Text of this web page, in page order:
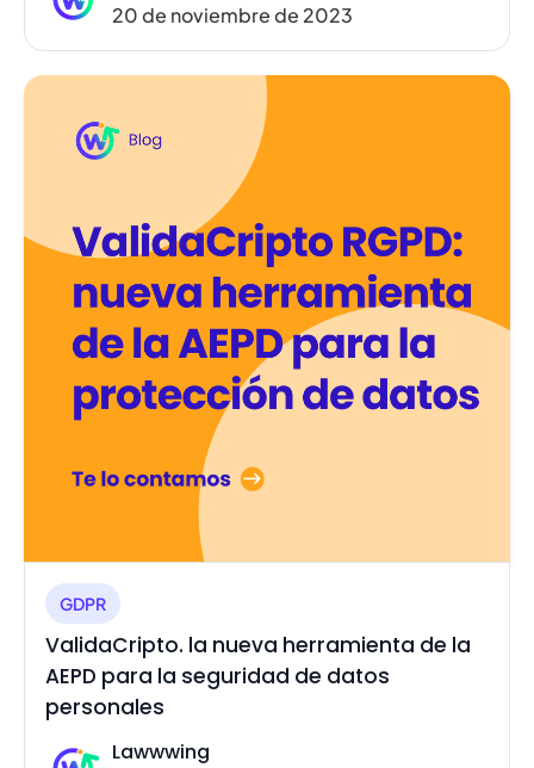
20 de noviembre de 2023
GDPR
ValidaCripto. la nueva herramienta de la
AEPD para la seguridad de datos
personales
Lawwwing